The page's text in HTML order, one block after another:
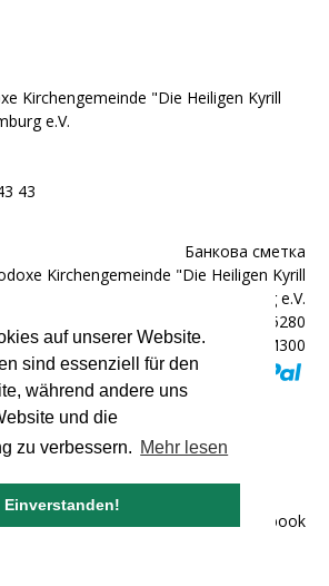
auf unserer Website.
sind essenziell für den
während andere uns
und die
zu verbessern. Mehr lesen
Einverstanden!
Kirchengemeinde "Die Heiligen Kyrill
e.V.
43‬
Банкова сметка
Kirchengemeinde "Die Heiligen Kyrill
und Methodius"-Hamburg e.V.
IBAN: DE92200300000602025280
BIC: HYVEDEMM300
kirche.de
Facebook